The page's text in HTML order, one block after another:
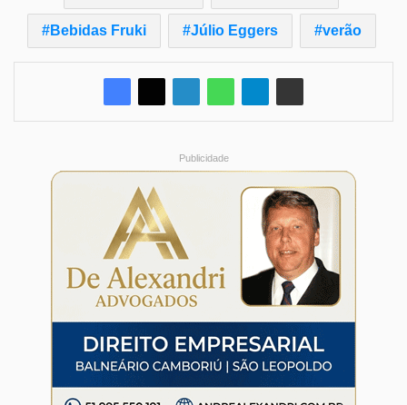
Bebidas Fruki Júlio Eggers verão
Publicidade